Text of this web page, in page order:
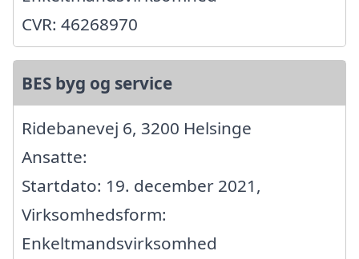
CVR: 46268970
BES byg og service
Ridebanevej 6, 3200 Helsinge
Ansatte:
Startdato: 19. december 2021,
Virksomhedsform:
Enkeltmandsvirksomhed